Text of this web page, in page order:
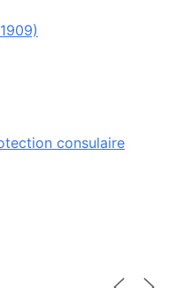
consulaire